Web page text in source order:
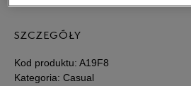
41 25,5 cm
41,5 26 cm
SZCZEGÓŁY
Kod produktu: A19F8
Kategoria: Casual